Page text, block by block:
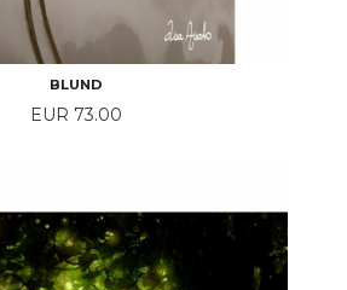
BLUND
Price
EUR 73.00